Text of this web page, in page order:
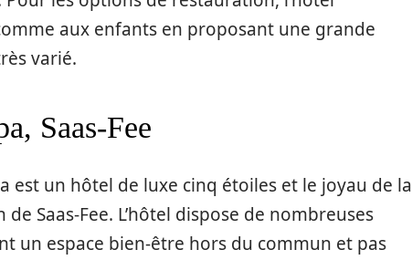
aux enfants en proposant une grande
varié.
Saas-Fee
est un hôtel de luxe cinq étoiles et le joyau de la
Saas-Fee. L’hôtel dispose de nombreuses
un espace bien-être hors du commun et pas